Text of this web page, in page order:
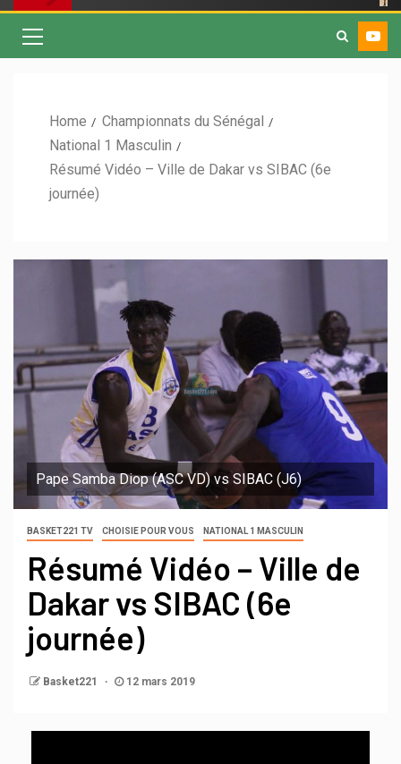
Home
Championnats du Sénégal
National 1 Masculin
Résumé Vidéo – Ville de Dakar vs SIBAC (6e
journée)
Pape Samba Diop (ASC VD) vs SIBAC (J6)
BASKET221 TV CHOISIE POUR VOUS NATIONAL 1 MASCULIN
Résumé Vidéo – Ville de
Dakar vs SIBAC (6e
journée)
Basket221 12 mars 2019